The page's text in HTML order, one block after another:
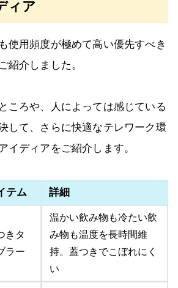
ィア
使用頻度が極めて高い優先すべき
紹介しました。
ころや、人によっては感じている
して、さらに快適なテレワーク環
イディアをご紹介します。
テム 詳細
きタ
ラー
温かい飲み物も冷たい飲
み物も温度を長時間維
持。蓋つきでこぼれにく
い